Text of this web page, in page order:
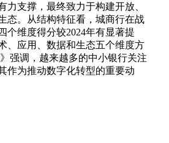
力支撑，最终致力于构建开放、
态。从结构特征看，城商行在战
个维度得分较2024年有显著提
、应用、数据和生态五个维度方
强调，越来越多的中小银行关注
作为推动数字化转型的重要动